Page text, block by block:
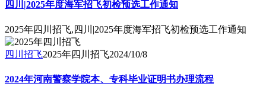
四川|2025年度海军招飞初检预选工作通知
2025年四川招飞,四川|2025年度海军招飞初检预选工作通知
四川招飞2025年四川招飞2024/10/8
2024年河南警察学院本、专科毕业证明书办理流程